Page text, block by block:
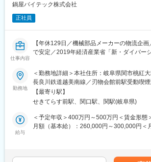
■商材の特徴
も3社といわれています。トヨタ系を中心に
めています。
■当社の特徴
＜設備から製品まで。歯車に特化した総合
当社の強みは歯車の生産設備を自社で開発
て自動車部品を製造する事業形態。得たノ
ードバックできるため、部品・生産設備とも
となっています。
す。Only Oneの歯車技術をもとに、世界一
鍋屋バイテック株式会社
正社員
仕事内容
【年休129日／機械部品メーカーの物流企
で安定／2019年経済産業省「新・ダイバー
業」など多数受賞の働きやすさで離職率
■職務内容：
世界中のモノづくりを支え、機械部品を製
て、物流現場の改善や戦略立案などのロジス
当いただきます。
将来的にはリーダーとして物流部門全体を引
ことを期待しております。
物流全体の改善～戦略まで幅広く考え、実
勤務地
＜勤務地詳細＞本社住所：岐阜県関市桃紅
長良川鉄道越美南線／刃物会館前駅受動喫煙
変更の範囲：本文参照
【最寄り駅】
せきてらす前駅、関口駅、関駅(岐阜県)
給与
＜予定年収＞400万円～500万円＜賃金形態
月額（基本給）：260,000円～300,000円＜